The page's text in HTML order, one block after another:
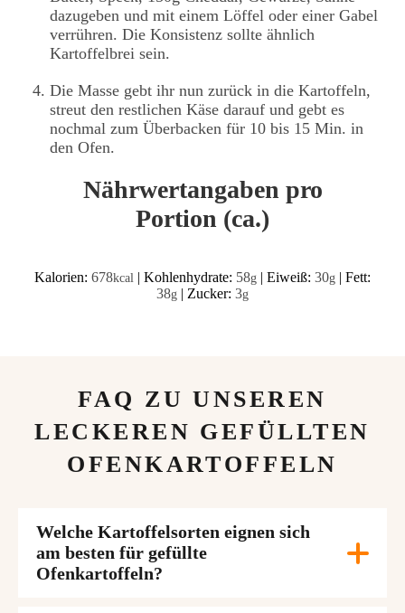
dazugeben und mit einem Löffel oder einer Gabel
verrühren. Die Konsistenz sollte ähnlich
Kartoffelbrei sein.
Die Masse gebt ihr nun zurück in die Kartoffeln,
streut den restlichen Käse darauf und gebt es
nochmal zum Überbacken für 10 bis 15 Min. in
den Ofen.
Nährwertangaben pro
Portion (ca.)
Kalorien: 678kcal | Kohlenhydrate: 58g | Eiweiß: 30g | Fett:
38g | Zucker: 3g
FAQ ZU UNSEREN
LECKEREN GEFÜLLTEN
OFENKARTOFFELN
Welche Kartoffelsorten eignen sich
am besten für gefüllte
Ofenkartoffeln?